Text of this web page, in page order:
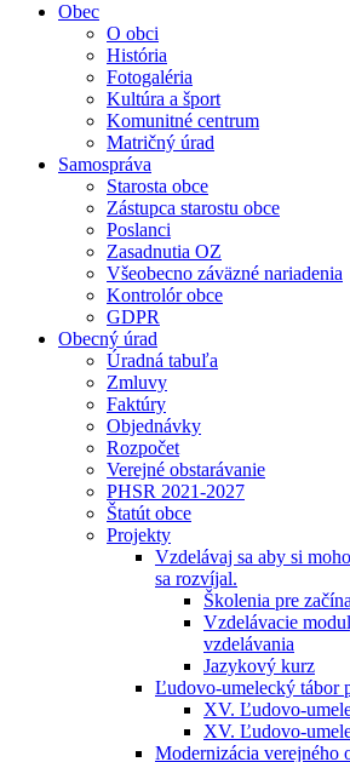
Obec
O obci
História
Fotogaléria
Kultúra a šport
Komunitné centrum
Matričný úrad
Samospráva
Starosta obce
Zástupca starostu obce
Poslanci
Zasadnutia OZ
Všeobecno záväzné nariadenia
Kontrolór obce
GDPR
Obecný úrad
Úradná tabuľa
Zmluvy
Faktúry
Objednávky
Rozpočet
Verejné obstarávanie
PHSR 2021-2027
Štatút obce
Projekty
Vzdelávaj sa aby si
sa rozvíjal.
Školenia pre
Vzdelávacie
vzdelávania
Jazykový kurz
Ľudovo-umelecký tábor
XV. Ľudovo-
XV. Ľudovo-
Modernizácia verejného